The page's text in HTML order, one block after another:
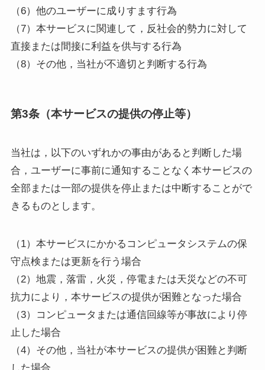
（6）他のユーザーに成りすます行為
（7）本サービスに関連して，反社会的勢力に対して
直接または間接に利益を供与する行為
（8）その他，当社が不適切と判断する行為
第3条（本サービスの提供の停止等）
当社は，以下のいずれかの事由があると判断した場
合，ユーザーに事前に通知することなく本サービスの
全部または一部の提供を停止または中断することがで
きるものとします。
（1）本サービスにかかるコンピュータシステムの保
守点検または更新を行う場合
（2）地震，落雷，火災，停電または天災などの不可
抗力により，本サービスの提供が困難となった場合
（3）コンピュータまたは通信回線等が事故により停
止した場合
（4）その他，当社が本サービスの提供が困難と判断